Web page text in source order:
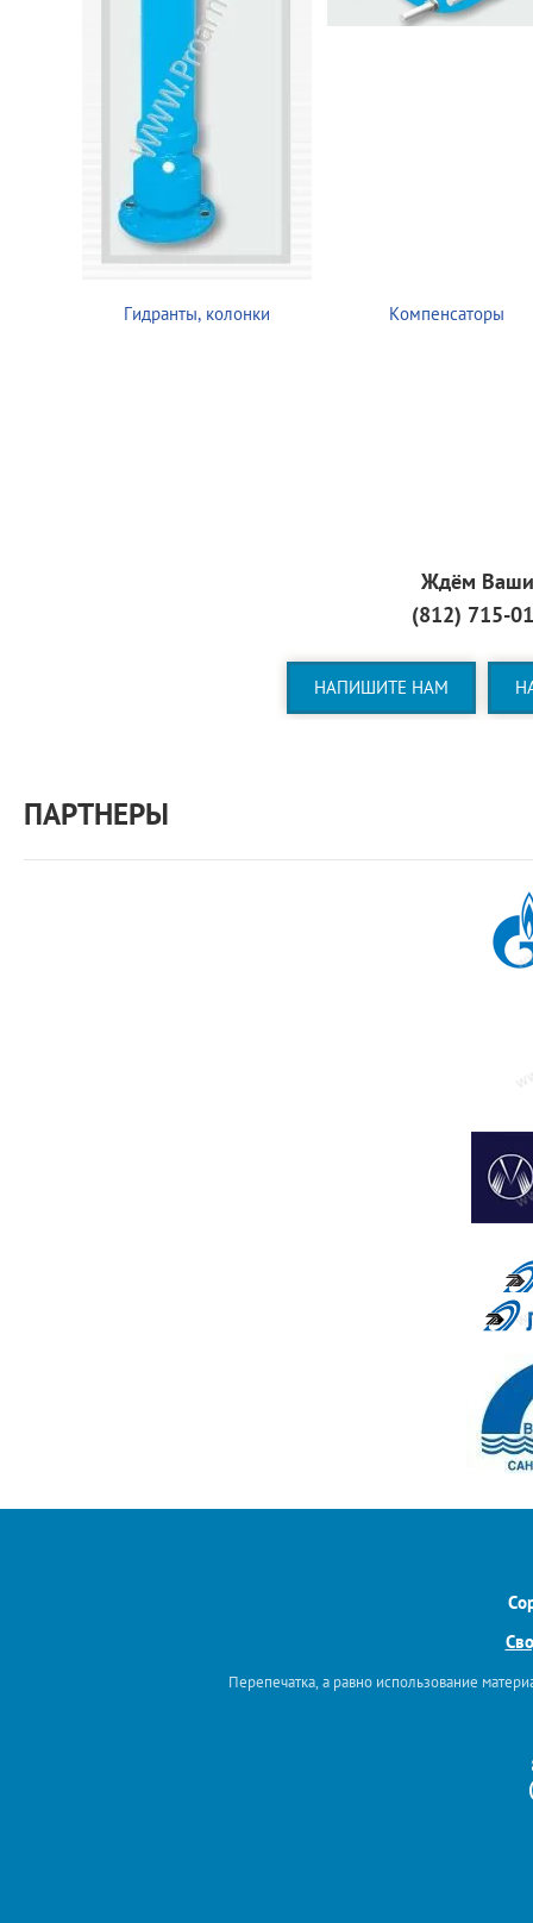
Гидранты, колонки Компенсаторы
Ждём
(812) 715-
НАПИШИТЕ НАМ
ПАРТНЕРЫ
Перепечатка, а равно использование